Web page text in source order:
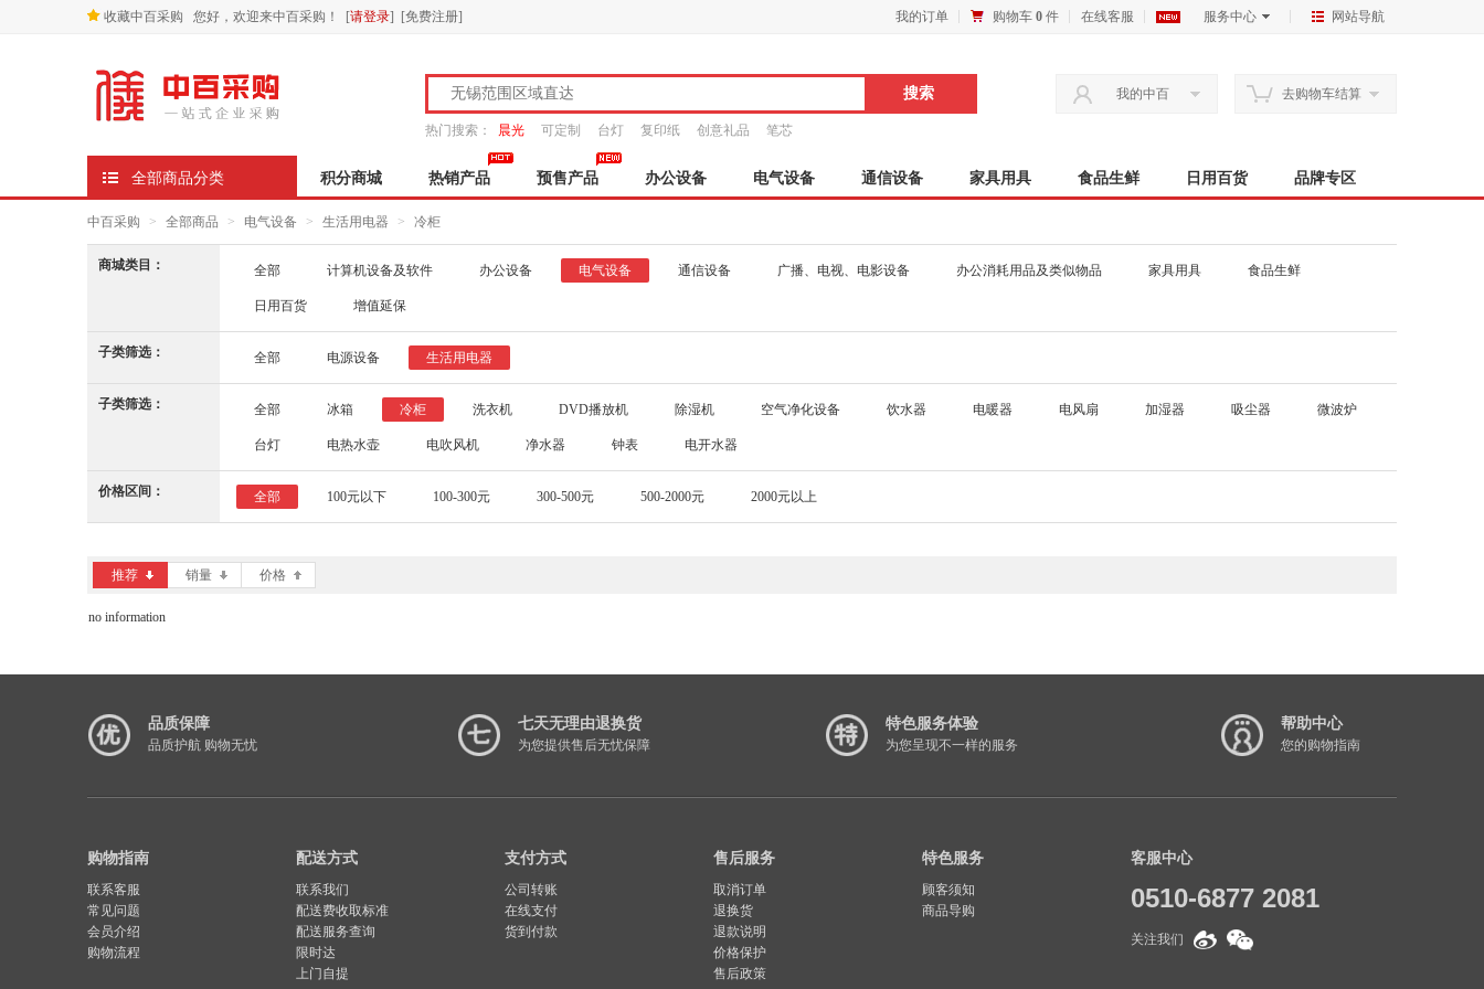
收藏中百采购 您好，欢迎来中百采购！ [请登录] [免费注册] 我的订单 购物车 0 件 在线客服 服务中心 网站导航
热门搜索： 晨光 可定制 台灯 复印纸 创意礼品 笔芯
我的中百 去购物车结算
全部商品分类 积分商城 热销产品 预售产品 办公设备 电气设备 通信设备 家具用具 食品生鲜 日用百货 品牌专区
中百采购 > 全部商品 > 电气设备 > 生活用电器 > 冷柜
商城类目： 全部 计算机设备及软件 办公设备 电气设备 通信设备 广播、电视、电影设备 办公消耗用品及类似物品 家具用具 食品生鲜
日用百货 增值延保
子类筛选： 全部 电源设备 生活用电器
子类筛选： 全部 冰箱 冷柜 洗衣机 DVD播放机 除湿机 空气净化设备 饮水器 电暖器 电风扇 加湿器 吸尘器 微波炉
台灯 电热水壶 电吹风机 净水器 钟表 电开水器
价格区间： 全部 100元以下 100-300元 300-500元 500-2000元 2000元以上
推荐 销量 价格
no information
品质保障
品质护航 购物无忧
七天无理由退换货
为您提供售后无忧保障
特色服务体验
为您呈现不一样的服务
帮助中心
您的购物指南
购物指南
联系客服
常见问题
会员介绍
购物流程
配送方式
联系我们
配送费收取标准
配送服务查询
限时达
上门自提
支付方式
公司转账
在线支付
货到付款
售后服务
取消订单
退换货
退款说明
价格保护
售后政策
特色服务
顾客须知
商品导购
客服中心
0510-6877 2081
关注我们